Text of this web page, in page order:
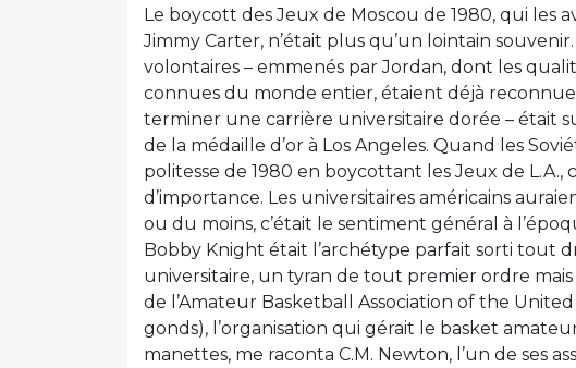
Le boycott des Jeux de Moscou de 1980, qui les
Jimmy Carter, n’était plus qu’un lointain
volontaires – emmenés par Jordan, dont les
connues du monde entier, étaient déjà
terminer une carrière universitaire dorée – était
de la médaille d’or à Los Angeles. Quand les
politesse de 1980 en boycottant les Jeux de
d’importance. Les universitaires américains
ou du moins, c’était le sentiment général à
Bobby Knight était l’archétype parfait sorti tout
universitaire, un tyran de tout premier ordre
de l’Amateur Basketball Association of the United
gonds), l’organisation qui gérait le basket
manettes, me raconta C.M. Newton, l’un de ses